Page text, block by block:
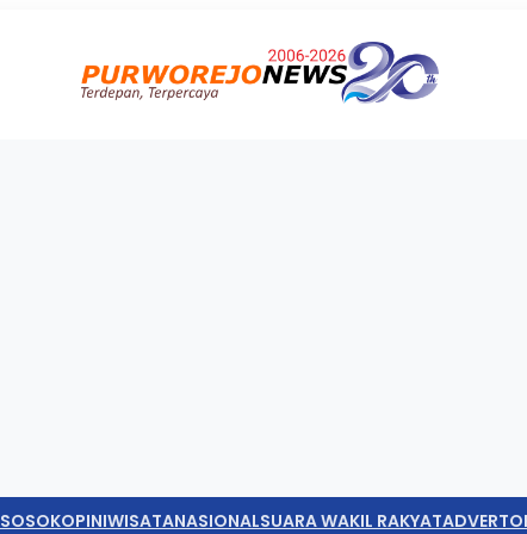
SOSOKOPINIWISATANASIONALSUARA WAKIL RAKYAT